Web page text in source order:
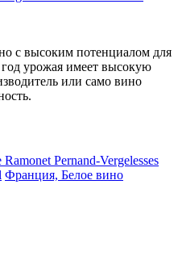
с высоким потенциалом для
урожая имеет высокую
или само вино
Ramonet Pernand-Vergelesses
Франция, Белое вино